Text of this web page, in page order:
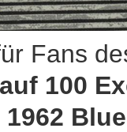
Fans
100